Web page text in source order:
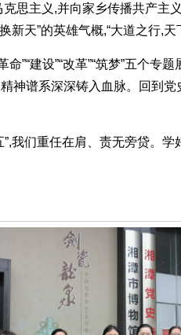
思主义,并向家乡传播共产主
新天”的英雄气概,“大道之行,
”“建设”“改革”“筑梦”五个
神谱系深深铸入血脉。回到
我们重任在肩、责无旁贷。